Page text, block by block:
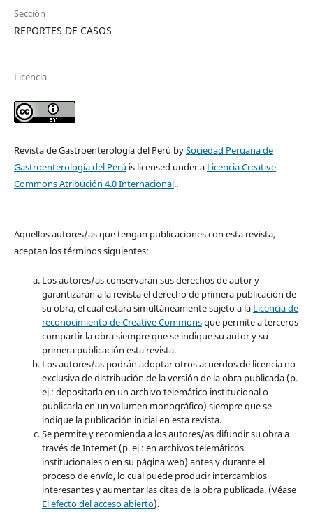
Sección
REPORTES DE CASOS
Licencia
Revista de Gastroenterología del Perú bySociedad Peruana de
Gastroenterología del Perú is licensed under a Licencia Creative
Commons Atribución 4.0 Internacional..
Aquellos autores/as que tengan publicaciones con esta revista,
aceptan los términos siguientes:
Los autores/as conservarán sus derechos de autor y
garantizarán a la revista el derecho de primera publicación de
su obra, el cuál estará simultáneamente sujeto a la Licencia de
reconocimiento de Creative Commonsque permite a terceros
compartir la obra siempre que se indique su autor y su
primera publicación esta revista.
Los autores/as podrán adoptar otros acuerdos de licencia no
exclusiva de distribución de la versión de la obra publicada (p.
ej.: depositarla en un archivo telemático institucional o
publicarla en un volumen monográfico) siempre que se
indique la publicación inicial en esta revista.
Se permite y recomienda a los autores/as difundir su obra a
través de Internet (p. ej.: en archivos telemáticos
institucionales o en su página web) antes y durante el
proceso de envío, lo cual puede producir intercambios
interesantes y aumentar las citas de la obra publicada. (Véase
El efecto del acceso abierto).